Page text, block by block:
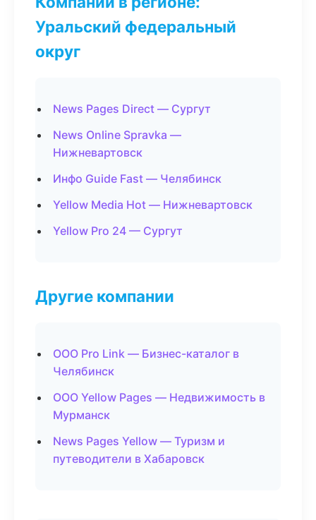
Уральский федеральный
округ
News Pages Direct — Сургут
News Online Spravka —
Нижневартовск
Инфо Guide Fast — Челябинск
Yellow Media Hot — Нижневартовск
Yellow Pro 24 — Сургут
Другие компании
ООО Pro Link — Бизнес-каталог в
Челябинск
ООО Yellow Pages — Недвижимость в
Мурманск
News Pages Yellow — Туризм и
путеводители в Хабаровск